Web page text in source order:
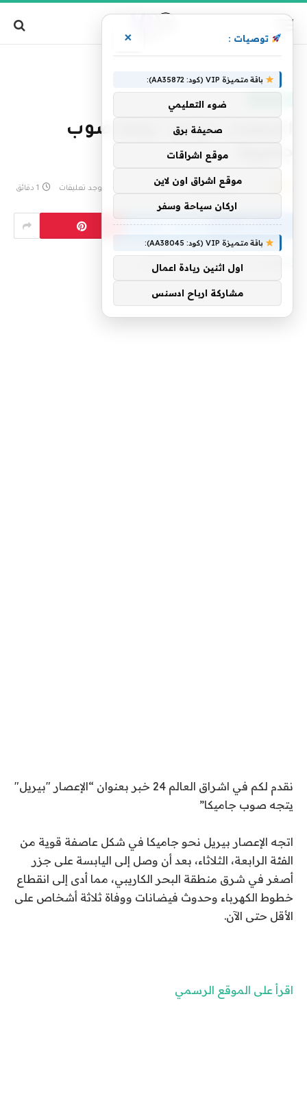
الإعصار "بيريل" يتجه صوب
فريق التحرير 3 يوليو، 2024 لا توجد تعليقات 1 دقائق
نقدم لكم في اشراق العالم 24 خبر بعنوان “الإعصار "بيريل"
يتجه صوب جاميكا”
اتجه الإعصار بيريل نحو جاميكا في شكل عاصفة قوية من
الفئة الرابعة، الثلاثاء، بعد أن وصل إلى اليابسة على جزر
أصغر في شرق منطقة البحر الكاريبي، مما أدى إلى انقطاع
خطوط الكهرباء وحدوث فيضانات ووفاة ثلاثة أشخاص على
الأقل حتى الآن.
اقرأ على الموقع الرسمي
توصيات : ×
باقة متميزة VIP (كود: AA35872):
ضوء التعليمي
صحيفة برق
موقع اشراقات
موقع اشراق اون لاين
اركان سياحة وسفر
باقة متميزة VIP (كود: AA38045):
اول اثنين ريادة اعمال
مشاركة ارباح ادسنس